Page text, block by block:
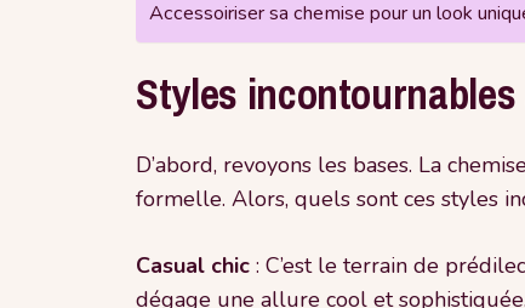
Accessoiriser sa chemise pour un look
Styles
D’abord, revoyons les bases. La
formelle. Alors, quels sont ces styles
Casual chic : C’est le terrain de
dégage une allure cool et